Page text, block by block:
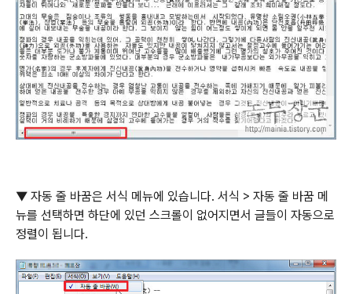
▼ 자동 줄 바꿈은 서식 메뉴에 있습니다. 서식 > 자동 줄 바꿈 메
뉴를 선택하면 하단에 있던 스크롤이 없어지면서 글들이 자동으로
정렬이 됩니다.